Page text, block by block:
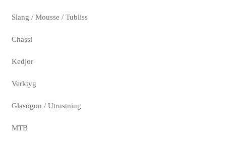
Slang / Mousse / Tubliss
Chassi
Kedjor
Verktyg
Glasögon / Utrustning
MTB